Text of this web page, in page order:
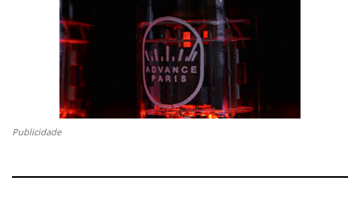
Publicidade